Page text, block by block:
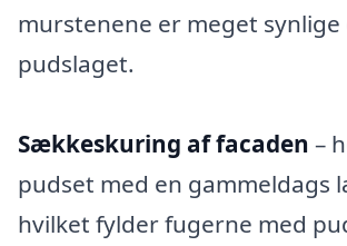
murstenene er meget synlige
pudslaget.
Sækkeskuring af facaden –
pudset med en gammeldags
hvilket fylder fugerne med